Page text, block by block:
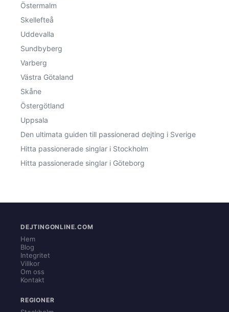
Östermalm
Skellefteå
Uddevalla
Sundbyberg
Varberg
Västra Götaland
Skåne
Östergötland
Uppsala
Den ultimata guiden till passionerad dejting i Sverige
Hitta passionerade singlar i Stockholm
Hitta passionerade singlar i Göteborg
DEJTINGONLINE.COM
Hem
Blog
Integritet
Villkor
Om oss
Kontakt
REGIONER